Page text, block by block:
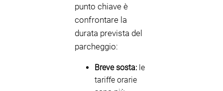
punto chiave è
confrontare la
durata prevista del
parcheggio:
Breve sosta: le
tariffe orarie